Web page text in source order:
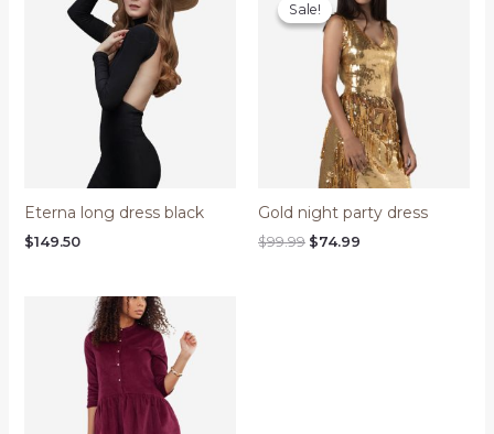
Eterna long dress black
$149.50
Sale!
Sale!
Gold night party dress
$99.99 Original
$74.99